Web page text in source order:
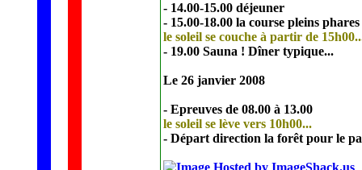
- 14.00-15.00 déjeuner
- 15.00-18.00 la course pleins
le soleil se couche à partir de
- 19.00 Sauna ! Dîner typique...
Le 26 janvier 2008
- Epreuves de 08.00 à 13.00
le soleil se lève vers 10h00...
- Départ direction la forêt pour le